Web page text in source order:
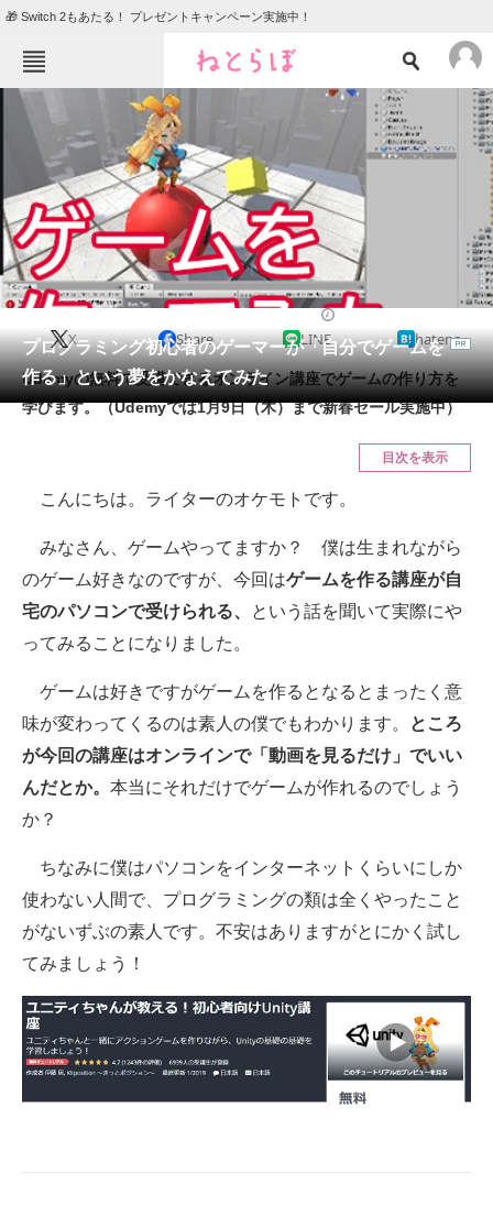
🎁 Switch 2もあたる！ プレゼントキャンペーン実施中！
ねとらぼメニュー
TOP
エンタメ クイズ
グルメ 地域
住まい 教育・育児
動物 リサーチ
会員記事
メディア
進化するPCとデバイスの未来
AI活用のいまが分かる
企業ITのトレンドを詳説
マーケ×ITの今がよく分かる
ITエンジニア向け専門サイト
企業向けIT製品の総合サイト
IT製品の技術・比較・事例
製造業のIT導入・活用を支援
モノづくり技術者専門サイト
プログラミング初心者のゲーマーが「自分でゲームを
作る」という夢をかなえてみた
X Share LINE hatena
Udemyの無料で受講できるオンライン講座でゲームの作り方を
学びます。（Udemyでは1月9日（木）まで新春セール実施中）
目次を表示
こんにちは。ライターのオケモトです。
みなさん、ゲームやってますか？ 僕は生まれながら
のゲーム好きなのですが、今回はゲームを作る講座が自
宅のパソコンで受けられる、
という話を聞いて実際にや
ってみることになりました。
ゲームは好きですがゲームを作るとなるとまったく意
味が変わってくるのは素人の僕でもわかります。
ところ
が今回の講座はオンラインで「動画を見るだけ」でいい
んだとか。 本当にそれだけでゲームが作れるのでしょう
か？
ちなみに僕はパソコンをインターネットくらいにしか
使わない人間で、プログラミングの類は全くやったこと
がないずぶの素人です。不安はありますがとにかく試し
てみましょう！